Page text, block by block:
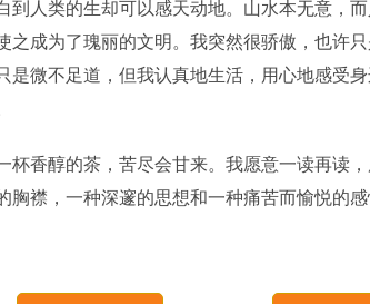
到人类的生却可以感天动地。山水本无意，
之成为了瑰丽的文明。我突然很骄傲，也许
是微不足道，但我认真地生活，用心地感受
杯香醇的茶，苦尽会甘来。我愿意一读再读
胸襟，一种深邃的思想和一种痛苦而愉悦的